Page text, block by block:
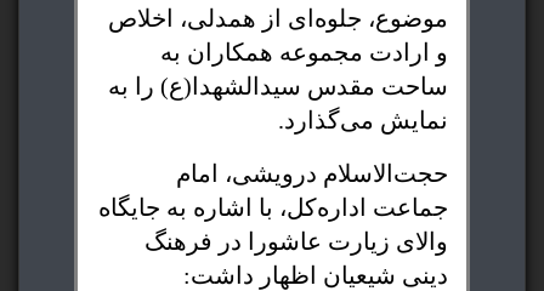
موضوع، جلوه‌ای از همدلی، اخلاص
و ارادت مجموعه همکاران به
ساحت مقدس سیدالشهدا(ع) را به
نمایش می‌گذارد.
حجت‌الاسلام درویشی، امام
جماعت اداره‌کل، با اشاره به جایگاه
والای زیارت عاشورا در فرهنگ
دینی شیعیان اظهار داشت: